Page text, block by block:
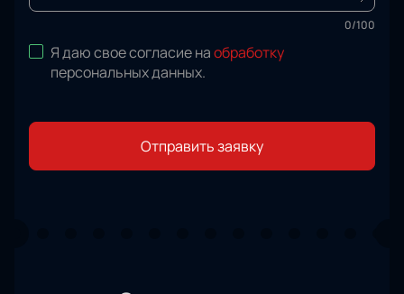
0/100
Я даю свое согласие наобработку
персональных данных.
Отправить заявку